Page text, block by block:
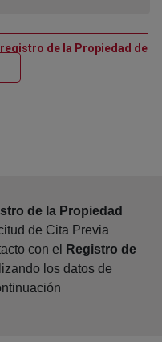
de la Propiedad de
nueva
de la Propiedad
de Cita Previa
con el
Registro de
los datos de